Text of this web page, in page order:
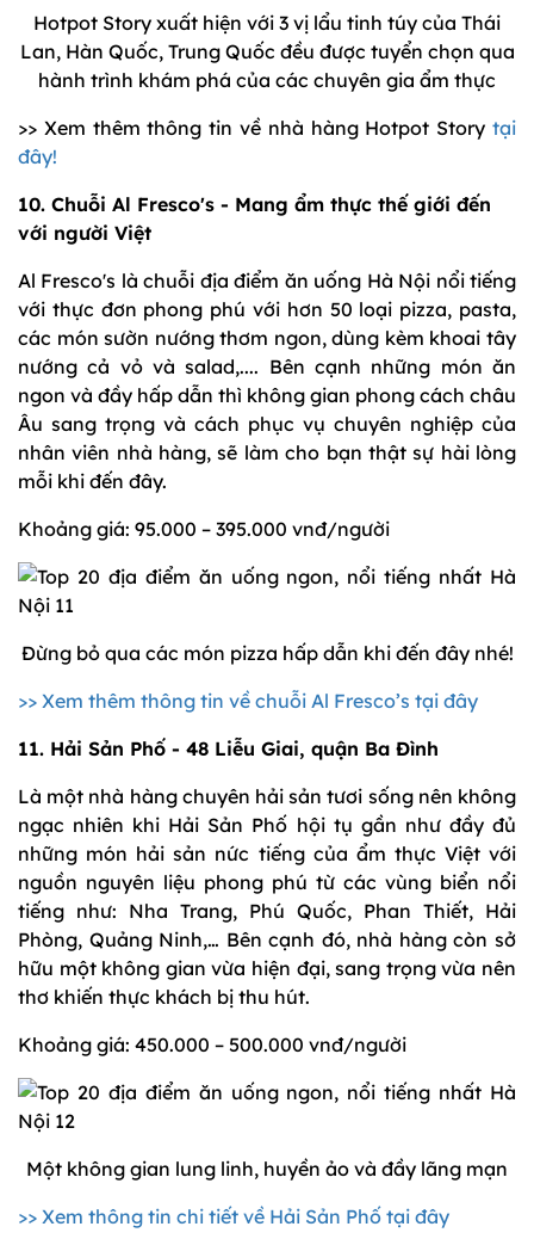
Hotpot Story xuất hiện với 3 vị lẩu tinh túy của Thái
Lan, Hàn Quốc, Trung Quốc đều được tuyển chọn qua
hành trình khám phá của các chuyên gia ẩm thực
>> Xem thêm thông tin về nhà hàng Hotpot Story tại
đây!
10. Chuỗi Al Fresco's - Mang ẩm thực thế giới đến
với người Việt
Al Fresco's là chuỗi địa điểm ăn uống Hà Nội nổi tiếng
với thực đơn phong phú với hơn 50 loại pizza, pasta,
các món sườn nướng thơm ngon, dùng kèm khoai tây
nướng cả vỏ và salad,.... Bên cạnh những món ăn
ngon và đầy hấp dẫn thì không gian phong cách châu
Âu sang trọng và cách phục vụ chuyên nghiệp của
nhân viên nhà hàng, sẽ làm cho bạn thật sự hài lòng
mỗi khi đến đây.
Khoảng giá: 95.000 – 395.000 vnđ/người
Đừng bỏ qua các món pizza hấp dẫn khi đến đây nhé!
>> Xem thêm thông tin về chuỗi Al Fresco’s tại đây
11. Hải Sản Phố - 48 Liễu Giai, quận Ba Đình
Là một nhà hàng chuyên hải sản tươi sống nên không
ngạc nhiên khi Hải Sản Phố hội tụ gần như đầy đủ
những món hải sản nức tiếng của ẩm thực Việt với
nguồn nguyên liệu phong phú từ các vùng biển nổi
tiếng như: Nha Trang, Phú Quốc, Phan Thiết, Hải
Phòng, Quảng Ninh,… Bên cạnh đó, nhà hàng còn sở
hữu một không gian vừa hiện đại, sang trọng vừa nên
thơ khiến thực khách bị thu hút.
Khoảng giá: 450.000 – 500.000 vnđ/người
Một không gian lung linh, huyền ảo và đầy lãng mạn
>> Xem thông tin chi tiết về Hải Sản Phố tại đây